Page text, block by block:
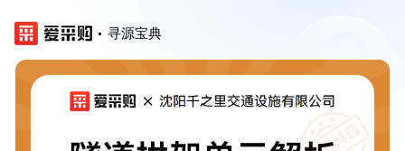
寻源宝典